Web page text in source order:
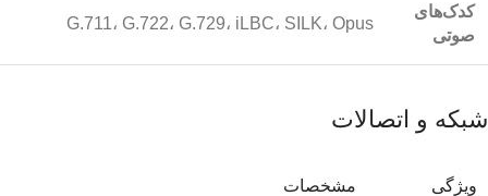
کدک‌های
صوتی
G.711، G.722، G.729، iLBC، SILK، Opus
شبکه و اتصالات
ویژگی مشخصات